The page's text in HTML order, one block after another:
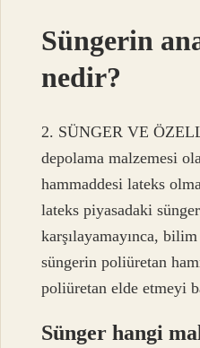
Süngerin
nedir?
2. SÜNGER VE
depolama malzemesi
hammaddesi lateks
lateks piyasadaki
karşılayamayınca,
süngerin poliüretan
poliüretan elde etmeyi
Sünger hangi